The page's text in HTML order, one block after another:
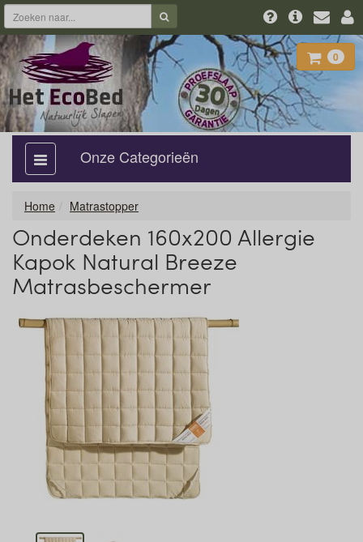
0
categorie
aan,
Onze Categorieën
Home Matrastopper
Onderdeken 160x200 Allergie
Kapok Natural Breeze
Matrasbeschermer